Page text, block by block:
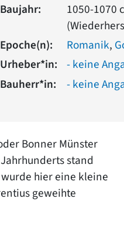
Baujahr:
1050-1070
Epoche(n):
Romanik,
Urheber*in:
- keine
Bauherr*in:
- keine
Bonner Münster
stand
hier eine kleine
geweihte